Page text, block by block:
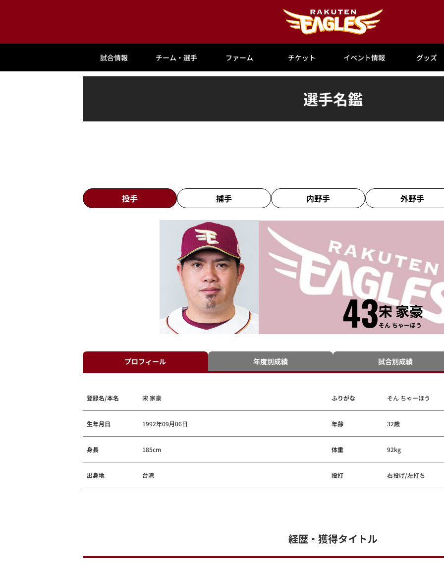
試合情報 チーム・選手 ファーム チケット イベント情報 グッズ
選手名鑑
投手 捕手 内野手 外野手
43宋 家豪
そん ちゃーほう
プロフィール 年度別成績 試合別成績
登録名/本名 宋 家豪 ふりがな そん ちゃーほう
生年月日 1992年09月06日 年齢 32歳
身長 185cm 体重 92kg
出身地 台湾 投打 右投げ/左打ち
経歴・獲得タイトル